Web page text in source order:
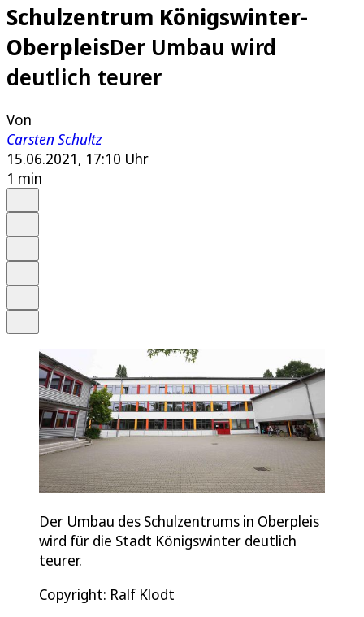
Schulzentrum Königswinter-
OberpleisDer Umbau wird
deutlich teurer
Von
Carsten Schultz
15.06.2021, 17:10 Uhr
1 min
Der Umbau des Schulzentrums in Oberpleis
wird für die Stadt Königswinter deutlich
teurer.
Copyright: Ralf Klodt